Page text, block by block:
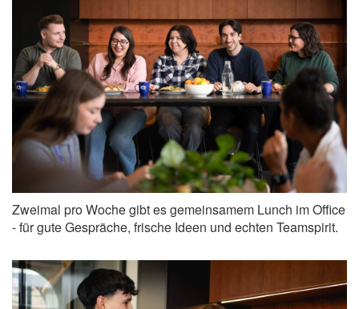
Zweimal pro Woche gibt es gemeinsamem Lunch im Office
- für gute Gespräche, frische Ideen und echten Teamspirit.